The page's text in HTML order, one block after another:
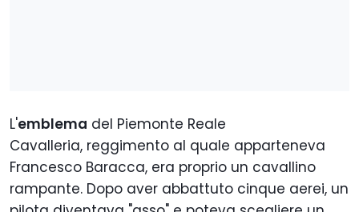
L'emblema del Piemonte Reale
Cavalleria, reggimento al quale apparteneva
Francesco Baracca, era proprio un cavallino
rampante. Dopo aver abbattuto cinque aerei, un